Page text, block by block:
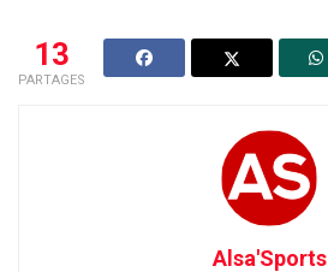
13
PARTAGES
Alsa'Sports